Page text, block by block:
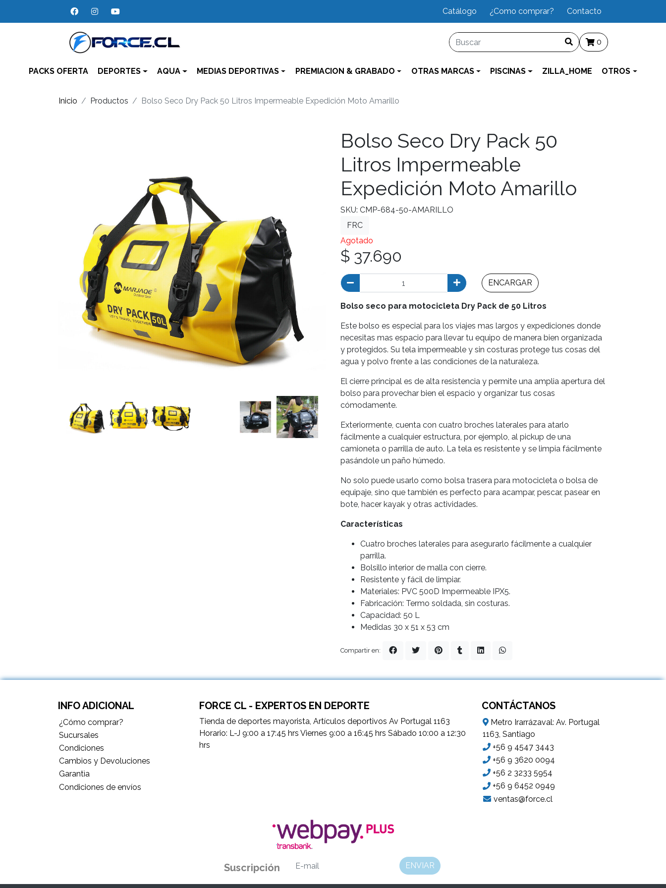
Catálogo ¿Como comprar? Contacto
0
PACKS OFERTA DEPORTES AQUA MEDIAS DEPORTIVAS PREMIACION & GRABADO OTRAS MARCAS PISCINAS ZILLA_HOME OTROS
Inicio Productos Bolso Seco Dry Pack 50 Litros Impermeable Expedición Moto Amarillo
Bolso Seco Dry Pack 50
Litros Impermeable
Expedición Moto Amarillo
SKU: CMP-684-50-AMARILLO
FRC
Agotado
$ 37.690
ENCARGAR
Bolso seco para motocicleta Dry Pack de 50 Litros
Este bolso es especial para los viajes mas largos y expediciones donde
necesitas mas espacio para llevar tu equipo de manera bien organizada
y protegidos. Su tela impermeable y sin costuras protege tus cosas del
agua y polvo frente a las condiciones de la naturaleza.
El cierre principal es de alta resistencia y permite una amplia apertura del
bolso para provechar bien el espacio y organizar tus cosas
cómodamente.
Exteriormente, cuenta con cuatro broches laterales para atarlo
fácilmente a cualquier estructura, por ejemplo, al pickup de una
camioneta o parrilla de auto. La tela es resistente y se limpia fácilmente
pasándole un paño húmedo.
No solo puede usarlo como bolsa trasera para motocicleta o bolsa de
equipaje, sino que también es perfecto para acampar, pescar, pasear en
bote, hacer kayak y otras actividades.
Características
Cuatro broches laterales para asegurarlo fácilmente a cualquier
parrilla.
Bolsillo interior de malla con cierre.
Resistente y fácil de limpiar.
Materiales: PVC 500D Impermeable IPX5.
Fabricación: Termo soldada, sin costuras.
Capacidad: 50 L
Medidas 30 x 51 x 53 cm
Compartir en:
INFO ADICIONAL
¿Cómo comprar?
Sucursales
Condiciones
Cambios y Devoluciones
Garantìa
Condiciones de envíos
FORCE CL - EXPERTOS EN DEPORTE
Tienda de deportes mayorista, Artículos deportivos Av Portugal 1163
Horario: L-J 9:00 a 17:45 hrs Viernes 9:00 a 16:45 hrs Sábado 10:00 a 12:30
hrs
CONTÁCTANOS
Metro Irarrázaval: Av. Portugal
1163, Santiago
+56 9 4547 3443
+56 9 3620 0094
+56 2 3233 5954
+56 9 6452 0949
ventas@force.cl
Suscripción ENVIAR